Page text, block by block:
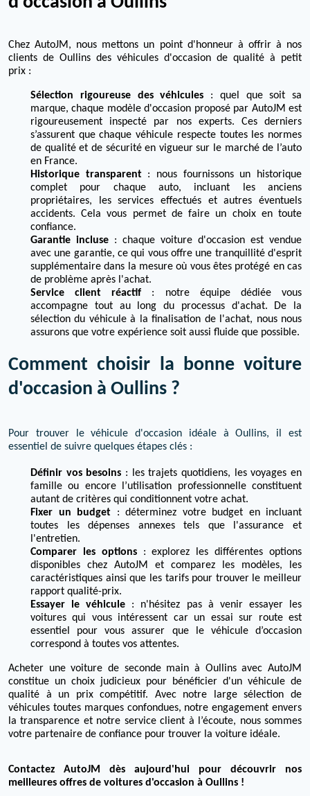
Chez AutoJM, nous mettons un point d'honneur à offrir à nos
clients de Oullins des véhicules d'occasion de qualité à petit
prix :
Sélection rigoureuse des véhicules : quel que soit sa
marque, chaque modèle d'occasion proposé par AutoJM est
rigoureusement inspecté par nos experts. Ces derniers
s’assurent que chaque véhicule respecte toutes les normes
de qualité et de sécurité en vigueur sur le marché de l’auto
en France.
Historique transparent: nous fournissons un historique
complet pour chaque auto, incluant les anciens
propriétaires, les services effectués et autres éventuels
accidents. Cela vous permet de faire un choix en toute
confiance.
Garantie incluse : chaque voiture d'occasion est vendue
avec une garantie, ce qui vous offre une tranquillité d'esprit
supplémentaire dans la mesure où vous êtes protégé en cas
de problème après l'achat.
Service client réactif : notre équipe dédiée vous
accompagne tout au long du processus d'achat. De la
sélection du véhicule à la finalisation de l'achat, nous nous
assurons que votre expérience soit aussi fluide que possible.
Comment choisir la bonne voiture
d'occasion à Oullins ?
Pour trouver le véhicule d'occasion idéale à Oullins, il est
essentiel de suivre quelques étapes clés :
Définir vos besoins : les trajets quotidiens, les voyages en
famille ou encore l’utilisation professionnelle constituent
autant de critères qui conditionnent votre achat.
Fixer un budget : déterminez votre budget en incluant
toutes les dépenses annexes tels que l'assurance et
l'entretien.
Comparer les options: explorez les différentes options
disponibles chez AutoJM et comparez les modèles, les
caractéristiques ainsi que les tarifs pour trouver le meilleur
rapport qualité-prix.
Essayer le véhicule : n'hésitez pas à venir essayer les
voitures qui vous intéressent car un essai sur route est
essentiel pour vous assurer que le véhicule d’occasion
correspond à toutes vos attentes.
Acheter une voiture de seconde main à Oullins avec AutoJM
constitue un choix judicieux pour bénéficier d'un véhicule de
qualité à un prix compétitif. Avec notre large sélection de
véhicules toutes marques confondues, notre engagement envers
la transparence et notre service client à l’écoute, nous sommes
votre partenaire de confiance pour trouver la voiture idéale.
Contactez AutoJM dès aujourd'hui pour découvrir nos
meilleures offres de voitures d'occasion à Oullins !